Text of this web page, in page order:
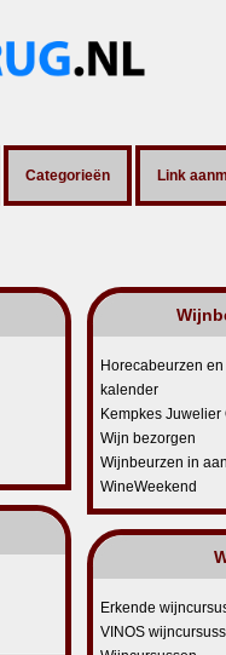
Categorieën Link
Horecabeurzen
kalender
Kempkes Juwelier
Wijn bezorgen
Wijnbeurzen in
WineWeekend
Erkende
VINOS